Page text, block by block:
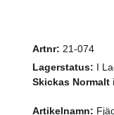
Artnr: 21-074
Lagerstatus: I
Skickas Normalt
Artikelnamn: